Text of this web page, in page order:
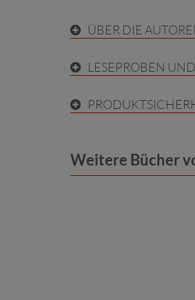
ÜBER DIE
LESEPROBEN
Weitere Bücher